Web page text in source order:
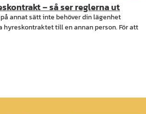
– så ser reglerna ut
annat sätt inte behöver din lägenhet
hyreskontraktet till en annan person. För att